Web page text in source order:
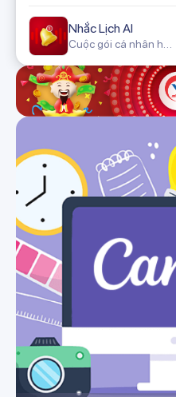
Nhắc Lịch AI